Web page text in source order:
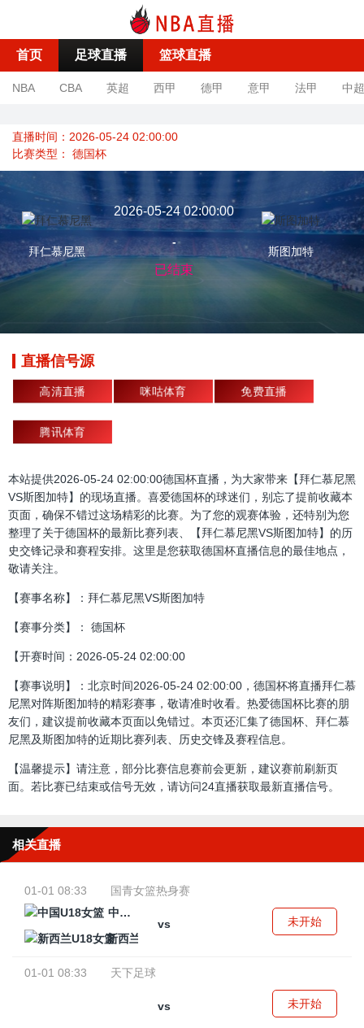
首页 足球直播 篮球直播
NBA CBA 英超 西甲 德甲 意甲 法甲 中超
直播时间：2026-05-24 02:00:00
比赛类型： 德国杯
拜仁慕尼黑
2026-05-24 02:00:00
-
已结束
斯图加特
直播信号源
高清直播 咪咕体育 免费直播
腾讯体育
本站提供2026-05-24 02:00:00德国杯直播，为大家带来【拜仁慕尼黑
VS斯图加特】的现场直播。喜爱德国杯的球迷们，别忘了提前收藏本
页面，确保不错过这场精彩的比赛。为了您的观赛体验，还特别为您
整理了关于德国杯的最新比赛列表、【拜仁慕尼黑VS斯图加特】的历
史交锋记录和赛程安排。这里是您获取德国杯直播信息的最佳地点，
敬请关注。
【赛事名称】：拜仁慕尼黑VS斯图加特
【赛事分类】： 德国杯
【开赛时间：2026-05-24 02:00:00
【赛事说明】：北京时间2026-05-24 02:00:00，德国杯将直播拜仁慕
尼黑对阵斯图加特的精彩赛事，敬请准时收看。热爱德国杯比赛的朋
友们，建议提前收藏本页面以免错过。本页还汇集了德国杯、拜仁慕
尼黑及斯图加特的近期比赛列表、历史交锋及赛程信息。
【温馨提示】请注意，部分比赛信息赛前会更新，建议赛前刷新页
面。若比赛已结束或信号无效，请访问24直播获取最新直播信号。
相关直播
01-01 08:33
国青女篮热身赛
中国U18女篮
vs
新西兰U18女篮
未开始
01-01 08:33 天下足球
vs 未开始